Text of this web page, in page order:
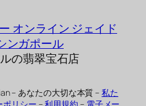
オンライン ジェイド
ンガポール
の翡翠宝石店
– あなたの大切な本質 –私た